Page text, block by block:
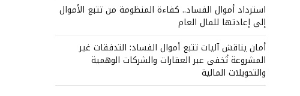
استرداد أموال الفساد.. كفاءة المنظومة من تتبع الأموال
إلى إعادتها للمال العام
أمان يناقش آليات تتبع أموال الفساد: التدفقات غير
المشروعة تُخفى عبر العقارات والشركات الوهمية
والتحويلات المالية